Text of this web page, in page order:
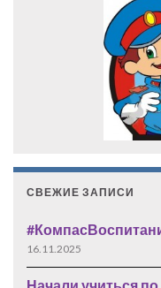
СВЕЖИЕ ЗАПИСИ
16.11.2025